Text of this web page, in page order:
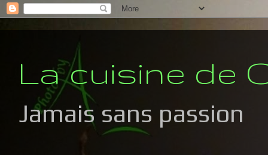
La cuisine de
Jamais sans passion